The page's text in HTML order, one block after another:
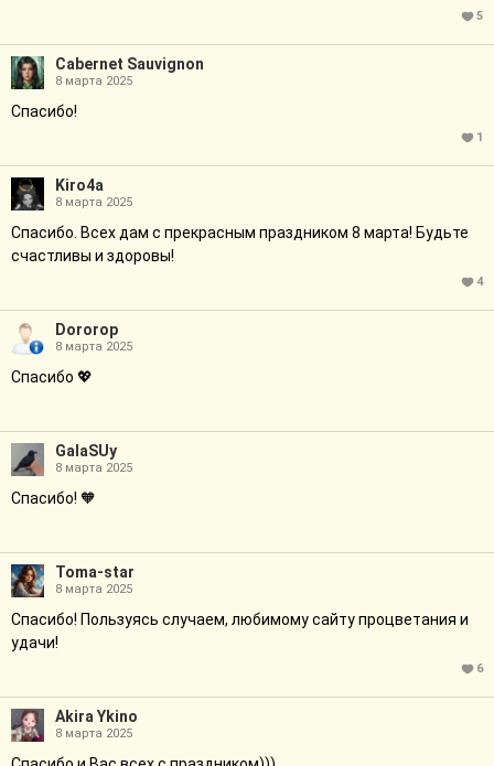
5
Cabernet Sauvignon
8 марта 2025
Спасибо!
1
Kiro4a
8 марта 2025
Спасибо. Всех дам с прекрасным праздником 8 марта! Будьте
счастливы и здоровы!
4
Dororop
8 марта 2025
Спасибо 💖
GalaSUy
8 марта 2025
Спасибо! 🧡
Toma-star
8 марта 2025
Спасибо! Пользуясь случаем, любимому сайту процветания и
удачи!
6
Akira Ykino
8 марта 2025